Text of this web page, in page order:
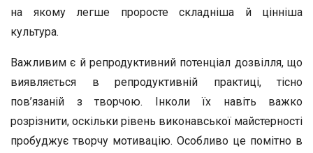
на якому легше проросте складніша й цінніша
культура.
Важливим є й репродуктивний потенціал дозвілля, що
виявляється в репродуктивній практиці, тісно
пов’язаній з творчою. Інколи їх навіть важко
розрізнити, оскільки рівень виконавської майстерності
пробуджує творчу мотивацію. Особливо це помітно в